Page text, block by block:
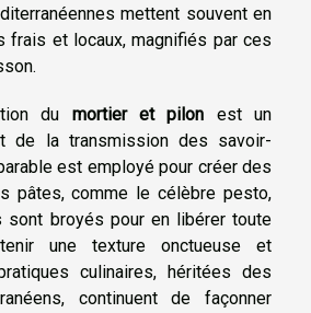
mettent souvent en
frais et locaux, magnifiés par ces
du mortier et pilon est un
de la transmission des savoir-
est employé pour créer des
pâtes, comme le célèbre pesto,
sont broyés pour en libérer toute
une texture onctueuse et
culinaires, héritées des
continuent de façonner